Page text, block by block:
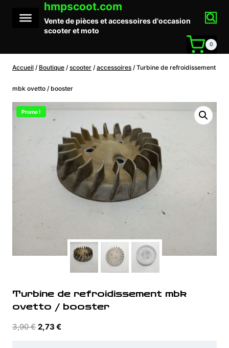
contenu
hmpscoot.com
Vente de pièces et accessoires d'occasion
scooter et moto
0
Accueil / Boutique / scooter / accessoires / Turbine de refroidissement
mbk ovetto / booster
Promo !
Turbine de refroidissement mbk
ovetto / booster
3,90€ Le
2,73 €Le